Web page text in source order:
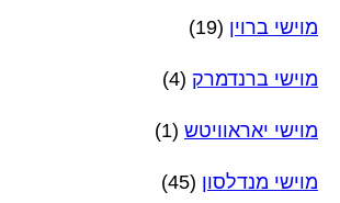
מוישי ברוין (19)
מוישי ברנדמרק (4)
מוישי יאראוויטש (1)
מוישי מנדלסון (45)